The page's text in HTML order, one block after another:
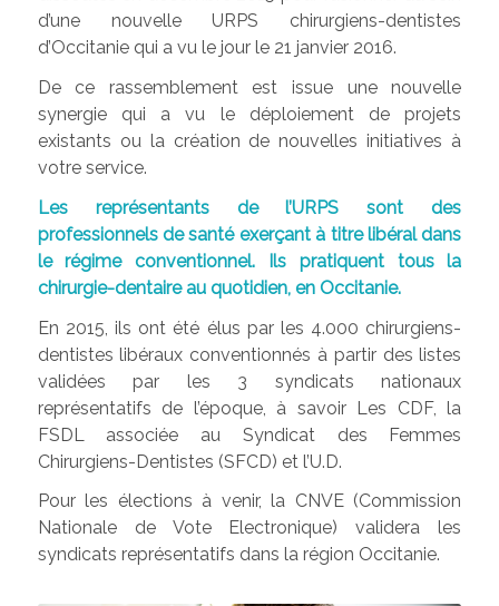
d’une nouvelle URPS chirurgiens-dentistes
d’Occitanie qui a vu le jour le 21 janvier 2016.
De ce rassemblement est issue une nouvelle
synergie qui a vu le déploiement de projets
existants ou la création de nouvelles initiatives à
votre service.
Les représentants de l’URPS sont des
professionnels de santé exerçant à titre libéral dans
le régime conventionnel. Ils pratiquent tous la
chirurgie-dentaire au quotidien, en Occitanie.
En 2015, ils ont été élus par les 4.000 chirurgiens-
dentistes libéraux conventionnés à partir des listes
validées par les 3 syndicats nationaux
représentatifs de l’époque, à savoir Les CDF, la
FSDL associée au Syndicat des Femmes
Chirurgiens-Dentistes (SFCD) et l’U.D.
Pour les élections à venir, la CNVE (Commission
Nationale de Vote Electronique) validera les
syndicats représentatifs dans la région Occitanie.